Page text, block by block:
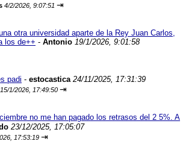
4/2/2026, 9:07:51 ⇥
otra universidad aparte de la Rey Juan Carlos,
los de++ - Antonio 19/1/2026, 9:01:58
padi - estocastica 24/11/2025, 17:31:39
15/1/2026, 17:49:50 ⇥
no me han pagado los retrasos del 2 5%. A
23/12/2025, 17:05:07
17:53:19 ⇥